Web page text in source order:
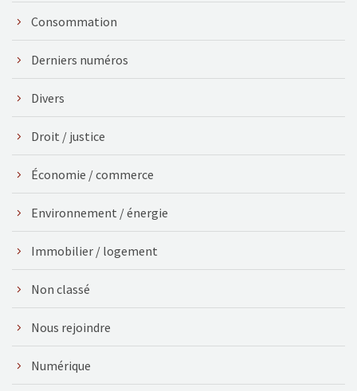
Consommation
Derniers numéros
Divers
Droit / justice
Économie / commerce
Environnement / énergie
Immobilier / logement
Non classé
Nous rejoindre
Numérique